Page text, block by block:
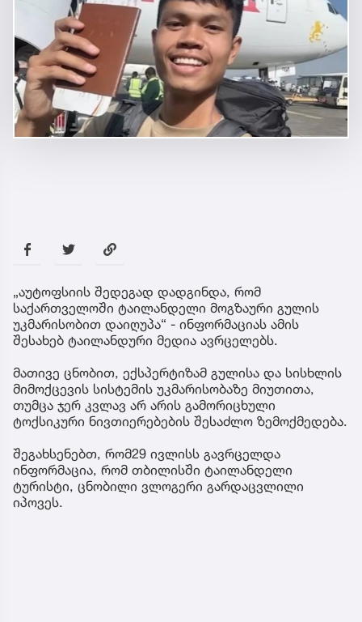
„აუტოფსიის შედეგად დადგინდა, რომ
საქართველოში ტაილანდელი მოგზაური გულის
უკმარისობით დაიღუპა“ - ინფორმაციას ამის
შესახებ ტაილანდური მედია ავრცელებს.
მათივე ცნობით, ექსპერტიზამ გულისა და სისხლის
მიმოქცევის სისტემის უკმარისობაზე მიუთითა,
თუმცა ჯერ კვლავ არ არის გამორიცხული
ტოქსიკური ნივთიერებების შესაძლო ზემოქმედება.
შეგახსენებთ, რომ29 ივლისს გავრცელდა
ინფორმაცია, რომ თბილისში ტაილანდელი
ტურისტი, ცნობილი ვლოგერი გარდაცვლილი
იპოვეს.